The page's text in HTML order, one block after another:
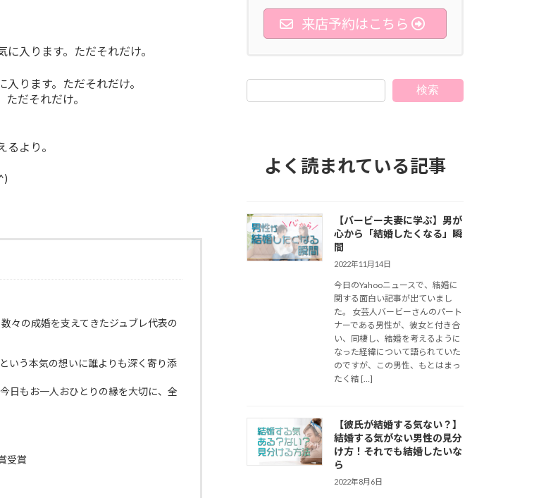
入ります。ただそれだけ。
ります。ただそれだけ。
だそれだけ。
より。
々の成婚を支えてきたジュブレ代表の
いう本気の想いに誰よりも深く寄り添
日もお一人おひとりの縁を大切に、全
受賞
来店予約はこちら
検索
よく読まれている記事
【バービー夫妻に学ぶ】男が
心から「結婚したくなる」瞬
間
2022年11月14日
今日のYahooニュースで、結婚に
関する面白い記事が出ていまし
た。 女芸人バービーさんのパート
ナーである男性が、彼女と付き合
い、同棲し、結婚を考えるように
なった経緯について語られていた
のですが、この男性、もとはまっ
たく結 […]
【彼氏が結婚する気ない？】
結婚する気がない男性の見分
け方！それでも結婚したいな
ら
2022年8月6日